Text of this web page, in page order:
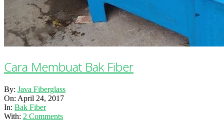
Cara Membuat Bak Fiber
2017-
04-
24
By: Java Fiberglass
On: April 24, 2017
In: Bak Fiber
With: 2 Comments